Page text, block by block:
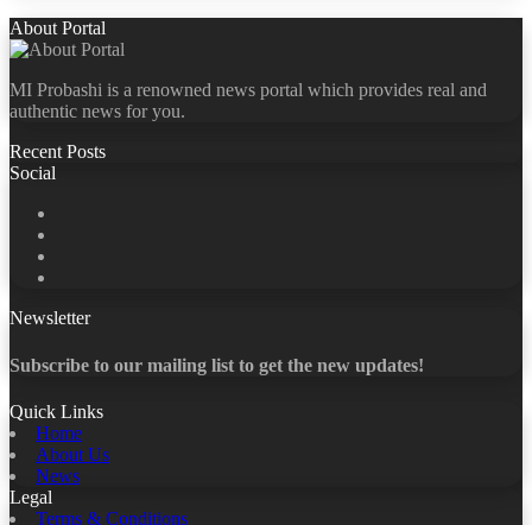
About Portal
MI Probashi is a renowned news portal which provides real and
authentic news for you.
Recent Posts
Social
Newsletter
Subscribe to our mailing list to get the new updates!
Quick Links
Home
About Us
News
Legal
Terms & Conditions